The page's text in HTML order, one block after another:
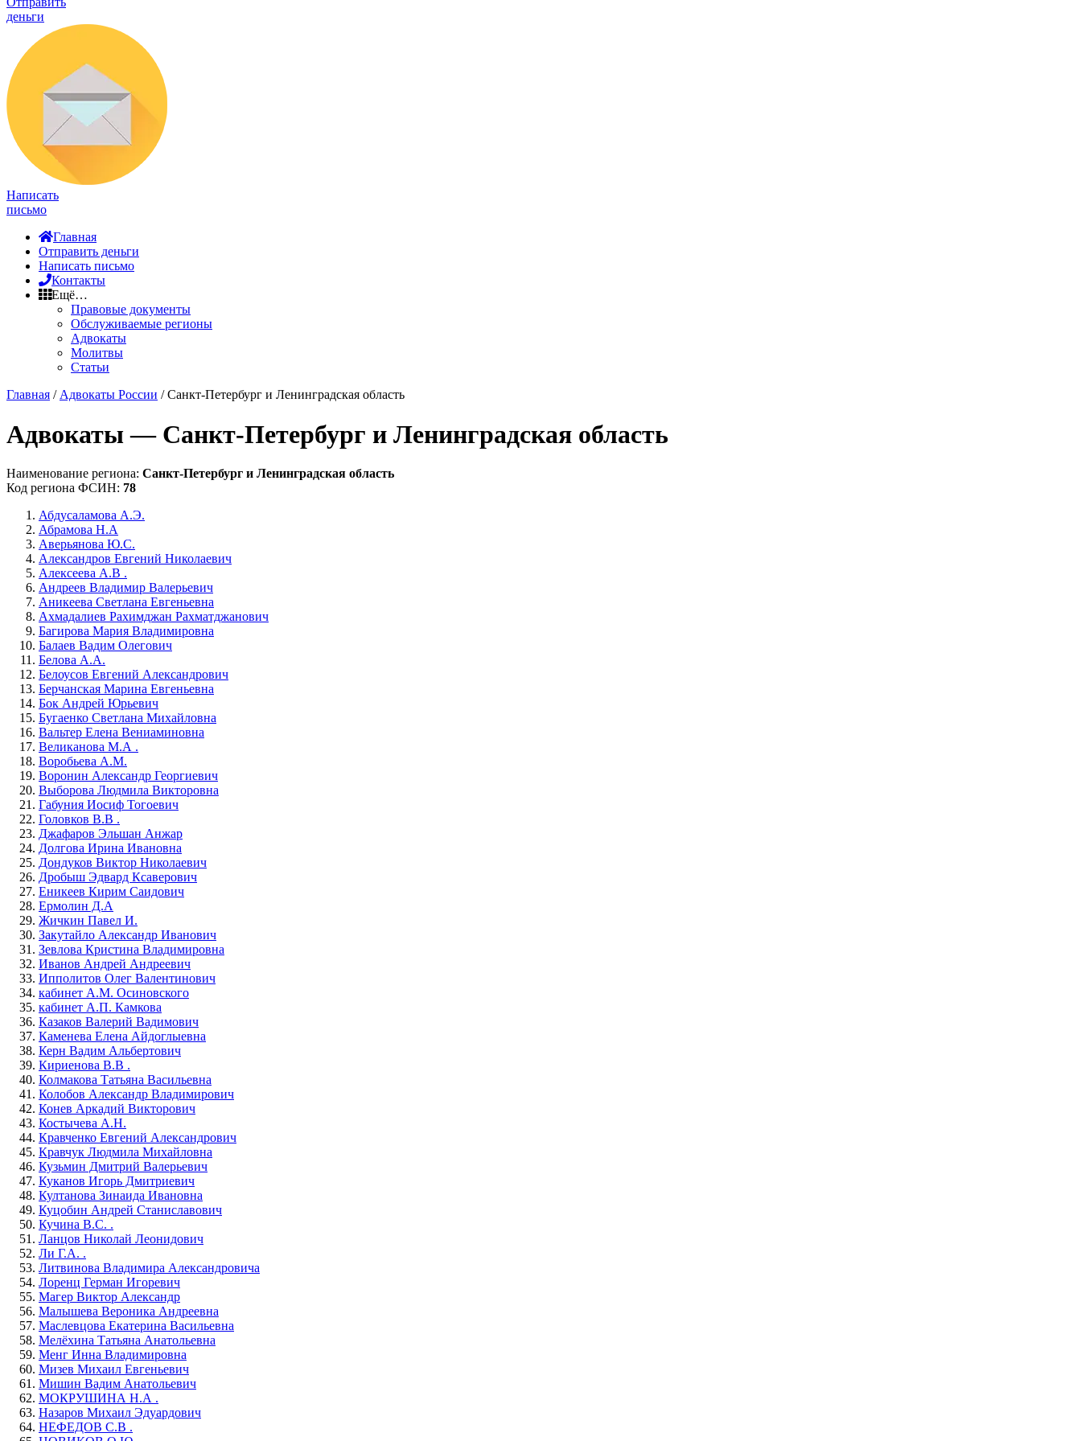
деньги
Написать
письмо
Главная
Отправить деньги
Написать письмо
Контакты
Ещё…
Правовые документы
Обслуживаемые регионы
Адвокаты
Молитвы
Статьи
Главная / Адвокаты России / Санкт-Петербург и Ленинградская область
Адвокаты — Санкт-Петербург и Ленинградская область
Наименование региона: Санкт-Петербург и Ленинградская область
Код региона ФСИН: 78
Абдусаламова А.Э.
Абрамова Н.А
Аверьянова Ю.С.
Александров Евгений Николаевич
Алексеева А.В .
Андреев Владимир Валерьевич
Аникеева Светлана Евгеньевна
Ахмадалиев Рахимджан Рахматджанович
Багирова Мария Владимировна
Балаев Вадим Олегович
Белова А.А.
Белоусов Евгений Александрович
Берчанская Марина Евгеньевна
Бок Андрей Юрьевич
Бугаенко Светлана Михайловна
Вальтер Елена Вениаминовна
Великанова М.А .
Воробьева А.М.
Воронин Александр Георгиевич
Выборова Людмила Викторовна
Габуния Иосиф Тогоевич
Головков В.В .
Джафаров Эльшан Анжар
Долгова Ирина Ивановна
Дондуков Виктор Николаевич
Дробыш Эдвард Ксаверович
Еникеев Кирим Саидович
Ермолин Д.А
Жичкин Павел И.
Закутайло Александр Иванович
Зевлова Кристина Владимировна
Иванов Андрей Андреевич
Ипполитов Олег Валентинович
кабинет А.М. Осиновского
кабинет А.П. Камкова
Казаков Валерий Вадимович
Каменева Елена Айдоглыевна
Керн Вадим Альбертович
Кириенова В.В .
Колмакова Татьяна Васильевна
Колобов Александр Владимирович
Конев Аркадий Викторович
Костычева А.Н.
Кравченко Евгений Александрович
Кравчук Людмила Михайловна
Кузьмин Дмитрий Валерьевич
Куканов Игорь Дмитриевич
Култанова Зинаида Ивановна
Куцобин Андрей Станиславович
Кучина В.С. .
Ланцов Николай Леонидович
Ли Г.А. .
Литвинова Владимира Александровича
Лоренц Герман Игоревич
Магер Виктор Александр
Малышева Вероника Андреевна
Маслевцова Екатерина Васильевна
Мелёхина Татьяна Анатольевна
Менг Инна Владимировна
Мизев Михаил Евгеньевич
Мишин Вадим Анатольевич
МОКРУШИНА Н.А .
Назаров Михаил Эдуардович
НЕФЕДОВ С.В .